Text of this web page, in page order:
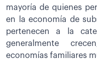
mayoría de quienes
en la economía de
pertenecen a la
generalmente
economías familiares